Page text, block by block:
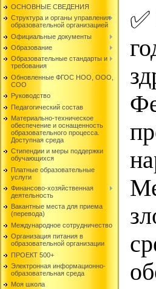
ОСНОВНЫЕ СВЕДЕНИЯ
Структура и органы управления
образовательной организацией
Официальные документы
Образование
Образовательные стандарты и
требования
Обновленные ФГОС НОО, ООО,
СОО
Руководство
Педагогический состав
Материально-техническое
обеспечение и оснащенность
образовательного процесса.
Доступная среда
Стипендии и меры поддержки
обучающихся
Платные образовательные
услуги
Финансово-хозяйственная
деятельность
Вакантные места для приема
(перевода)
Международное сотрудничество
Организация питания в
образовательной организации
ПРОЕКТ 500+
Электронная информационно-
образовательная среда
Моя школа